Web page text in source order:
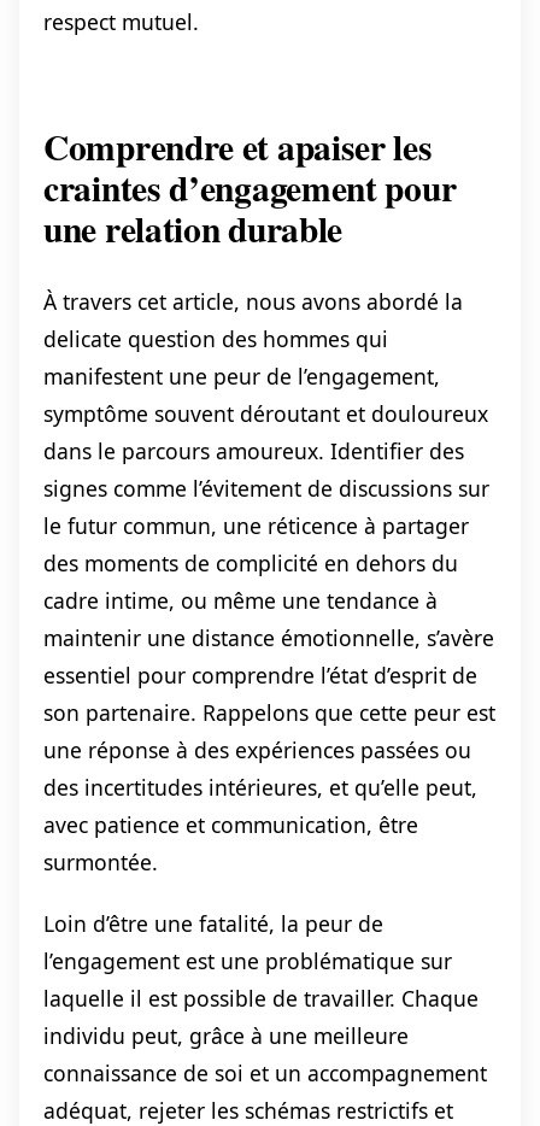
respect mutuel.
Comprendre et apaiser les
craintes d’engagement pour
une relation durable
À travers cet article, nous avons abordé la
delicate question des hommes qui
manifestent une peur de l’engagement,
symptôme souvent déroutant et douloureux
dans le parcours amoureux. Identifier des
signes comme l’évitement de discussions sur
le futur commun, une réticence à partager
des moments de complicité en dehors du
cadre intime, ou même une tendance à
maintenir une distance émotionnelle, s’avère
essentiel pour comprendre l’état d’esprit de
son partenaire. Rappelons que cette peur est
une réponse à des expériences passées ou
des incertitudes intérieures, et qu’elle peut,
avec patience et communication, être
surmontée.
Loin d’être une fatalité, la peur de
l’engagement est une problématique sur
laquelle il est possible de travailler. Chaque
individu peut, grâce à une meilleure
connaissance de soi et un accompagnement
adéquat, rejeter les schémas restrictifs et